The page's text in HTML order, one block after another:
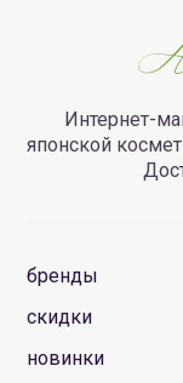
Интернет-
японской
бренды
скидки
новинки